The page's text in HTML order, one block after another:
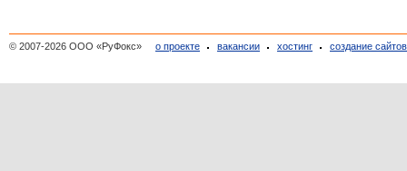
© 2007-2026 ООО «РуФокс» о проекте вакансии хостинг создание сайтов